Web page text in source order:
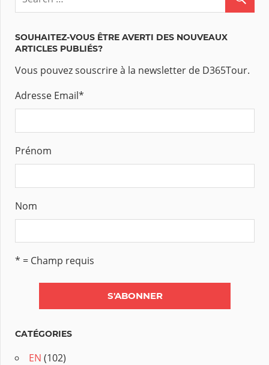
SOUHAITEZ-VOUS ÊTRE AVERTI DES NOUVEAUX
ARTICLES PUBLIÉS?
Vous pouvez souscrire à la newsletter de D365Tour.
Adresse Email*
Prénom
Nom
* = Champ requis
CATÉGORIES
EN (102)